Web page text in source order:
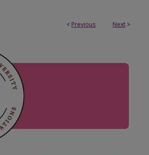
< Previous Next >